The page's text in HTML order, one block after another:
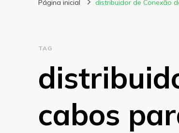
Página inicial distribuidor de Conexão
TAG
cabos